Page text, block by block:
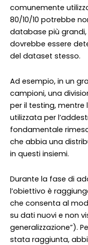
comunemente
80/10/10 potrebbe
database più
dovrebbe essere
del dataset stesso.
Ad esempio, in un
campioni, una
per il testing,
utilizzata per
fondamentale
che abbia una
in questi insiemi.
Durante la fase di
l’obiettivo è
che consenta al
su dati nuovi e non
generalizzazione”).
stata raggiunta,